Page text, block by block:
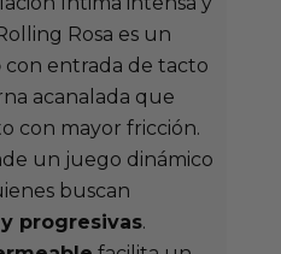
Rosa es un
con entrada de tacto
acanalada que
con mayor fricción.
un juego dinámico
buscan
progresivas.